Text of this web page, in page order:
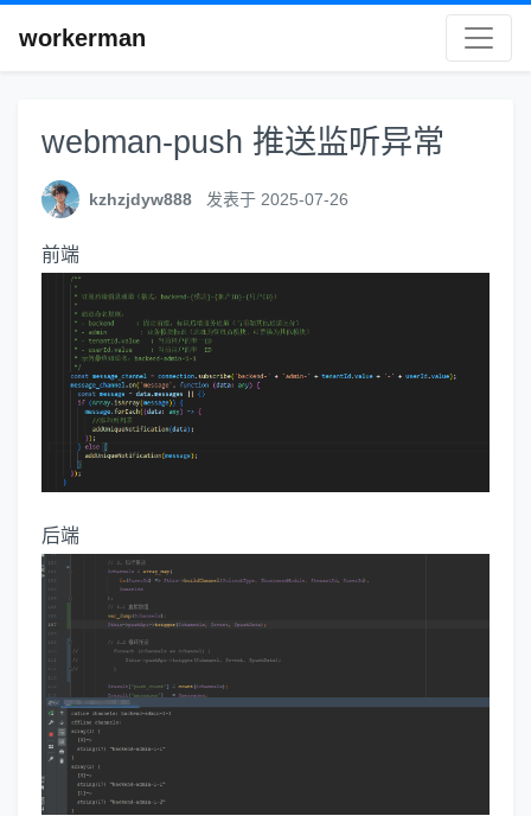
workerman
webman-push 推送监听异常
kzhzjdyw888 发表于 2025-07-26
前端
后端